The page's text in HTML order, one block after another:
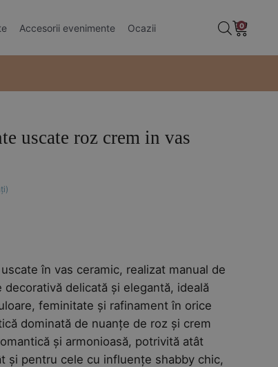
Accesorii evenimente Ocazii 0
uscate roz crem in vas
în vas ceramic, realizat manual de
delicată și elegantă, ideală
feminitate și rafinament în orice
dominată de nuanțe de roz și crem
și armonioasă, potrivită atât
și pentru cele cu influențe shabby chic,